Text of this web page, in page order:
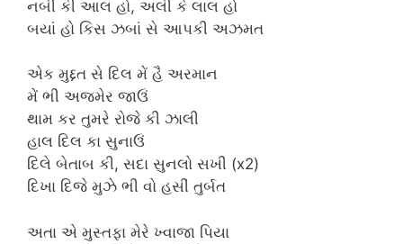
નબી કી આલ હો, અલી કે લાલ હો
બયાં હો કિસ ઝબાં સે આપકી અઝમત
એક મુદ્દત સે દિલ મેં હૈ અરમાન
મેં ભી અજમેર જાઉં
થામ કર તુમરે રોજે કી ઝાલી
હાલ દિલ કા સુનાઉં
દિલે બેતાબ કી, સદા સુનલો સખી (x2)
દિખા દિજે મુઝે ભી વો હસીં તુર્બત
અતા એ મુસ્તફા મેરે ખ્વાજા પિયા